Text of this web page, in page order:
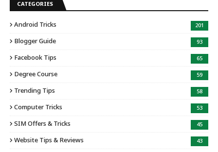
CATEGORIES
Android Tricks 201
Blogger Guide 93
Facebook Tips 65
Degree Course 59
Trending Tips 58
Computer Tricks 53
SIM Offers & Tricks 45
Website Tips & Reviews 43